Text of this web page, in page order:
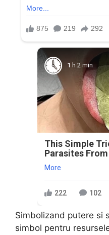
1 h 2 min
This Simple
Parasites
More
222 102
Simbolizand putere si
simbol pentru